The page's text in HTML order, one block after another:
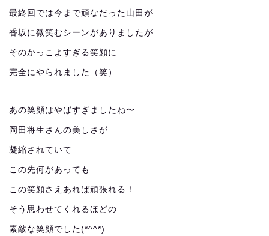
最終回では今まで頑なだった山田が
香坂に微笑むシーンがありましたが
そのかっこよすぎる笑顔に
完全にやられました（笑）
あの笑顔はやばすぎましたね〜
岡田将生さんの美しさが
凝縮されていて
この先何があっても
この笑顔さえあれば頑張れる！
そう思わせてくれるほどの
素敵な笑顔でした(*^^*)